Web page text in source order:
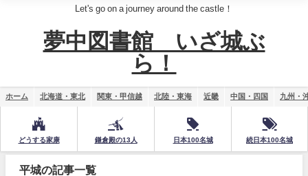
Let's go on a journey around the castle！
夢中図書館 いざ城ぶ
ら！
ホーム 北海道・東北 関東・甲信越 北陸・東海 近畿 中国・四国 九州・
どうする家康 鎌倉殿の13人 日本100名城 続日本100名城
平城の記事一覧